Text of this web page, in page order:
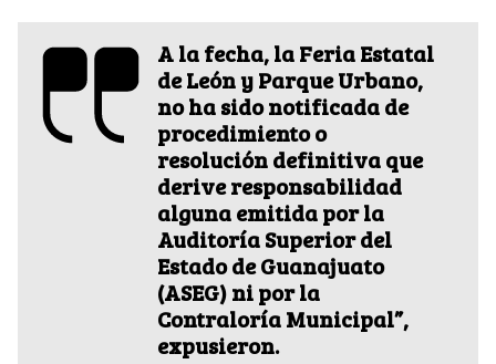
A la fecha, la Feria Estatal
de León y Parque Urbano,
no ha sido notificada de
procedimiento o
resolución definitiva que
derive responsabilidad
alguna emitida por la
Auditoría Superior del
Estado de Guanajuato
(ASEG) ni por la
Contraloría Municipal”,
expusieron.